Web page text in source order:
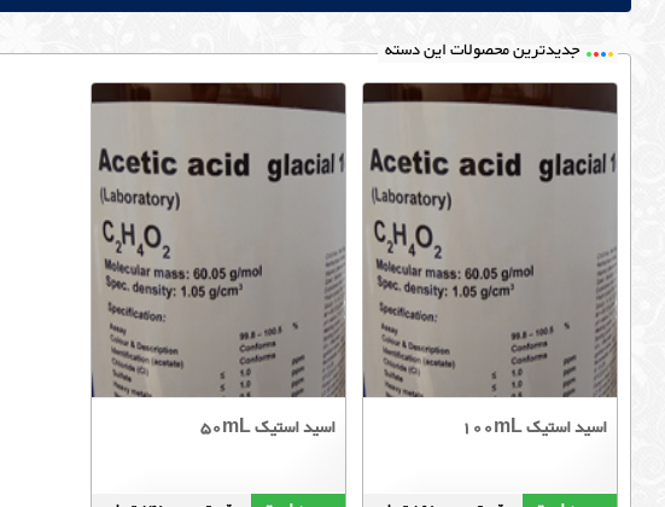
جدیدترین محصولات این دسته
اسید استیک 100mL اسید استیک 50mL